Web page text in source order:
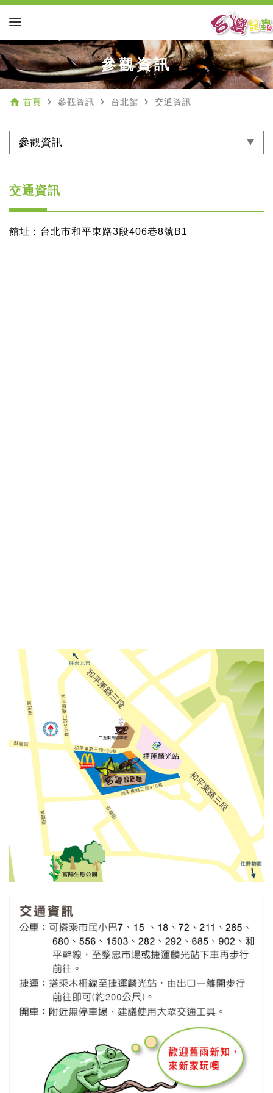
參觀資訊
home 首頁 navigate_next 參觀資訊 navigate_next 台北館 navigate_next 交通資訊
參觀資訊
交通資訊
館址：台北市和平東路3段406巷8號B1